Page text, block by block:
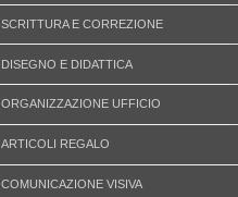
SCRITTURA E CORREZIONE
DISEGNO E DIDATTICA
ORGANIZZAZIONE UFFICIO
ARTICOLI REGALO
COMUNICAZIONE VISIVA